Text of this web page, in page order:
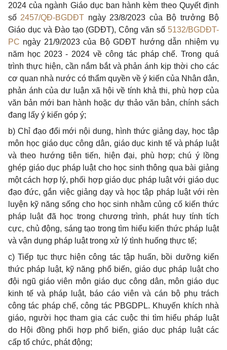
2024 của ngành Giáo dục ban hành kèm theo Quyết định
số 2457/QĐ-BGDĐT ngày 23/8/2023 của Bộ trưởng Bộ
Giáo dục và Đào tạo (GDĐT), Công văn số 5132/BGDĐT-
PC ngày 21/9/2023 của Bộ GDĐT hướng dẫn nhiệm vụ
năm học 2023 - 2024 về công tác pháp chế. Trong quá
trình thực hiện, cần nắm bắt và phản ánh kịp thời cho các
cơ quan nhà nước có thẩm quyền về ý kiến của Nhân dân,
phản ánh của dư luận xã hội về tính khả thi, phù hợp của
văn bản mới ban hành hoặc dự thảo văn bản, chính sách
đang lấy ý kiến góp ý;
b) Chỉ đạo đổi mới nội dung, hình thức giảng dạy, học tập
môn học giáo dục công dân, giáo dục kinh tế và pháp luật
và theo hướng tiên tiến, hiện đại, phù hợp; chú ý lồng
ghép giáo dục pháp luật cho học sinh thông qua bài giảng
một cách hợp lý, phối hợp giáo dục pháp luật với giáo dục
đạo đức, gắn việc giảng dạy và học tập pháp luật với rèn
luyện kỹ năng sống cho học sinh nhằm củng cố kiến thức
pháp luật đã học trong chương trình, phát huy tính tích
cực, chủ động, sáng tạo trong tìm hiểu kiến thức pháp luật
và vận dụng pháp luật trong xử lý tình huống thực tế;
c) Tiếp tục thực hiện công tác tập huấn, bồi dưỡng kiến
thức pháp luật, kỹ năng phổ biến, giáo dục pháp luật cho
đội ngũ giáo viên môn giáo dục công dân, môn giáo dục
kinh tế và pháp luật, báo cáo viên và cán bộ phụ trách
công tác pháp chế, công tác PBGDPL. Khuyến khích nhà
giáo, người học tham gia các cuộc thi tìm hiểu pháp luật
do Hội đồng phối hợp phổ biến, giáo dục pháp luật các
cấp tổ chức, phát động;